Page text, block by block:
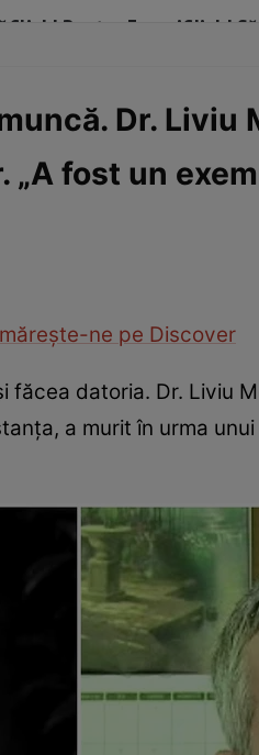
Click! Pentru FemeiClick!
Dr. Liviu
fost un
ne pe Discover
datoria. Dr. Liviu
a murit în urma